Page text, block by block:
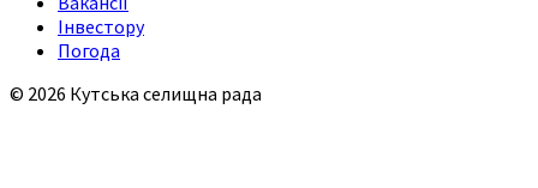
Інвестору
Погода
© 2026 Кутська селищна рада